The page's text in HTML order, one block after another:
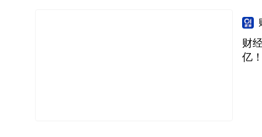
财
亿